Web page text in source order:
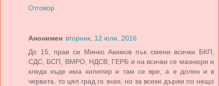
Отговор
Анонимен вторник, 12 юли, 2016
До 15, прав си Минко Акимов пък смени всички БКП,
СДС, БСП, ВМРО, НДСВ, ГЕРБ и на всички се мазнюри и
кледа къде има килипир и там се вре, а е долен и в
червата, то цял град го знае, но за всеки държи по нещо